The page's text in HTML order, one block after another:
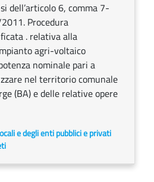
dell’articolo 6, comma 7-
Procedura
. relativa alla
agri-voltaico
nominale pari a
nel territorio comunale
(BA) e delle relative opere
e degli enti pubblici e privati